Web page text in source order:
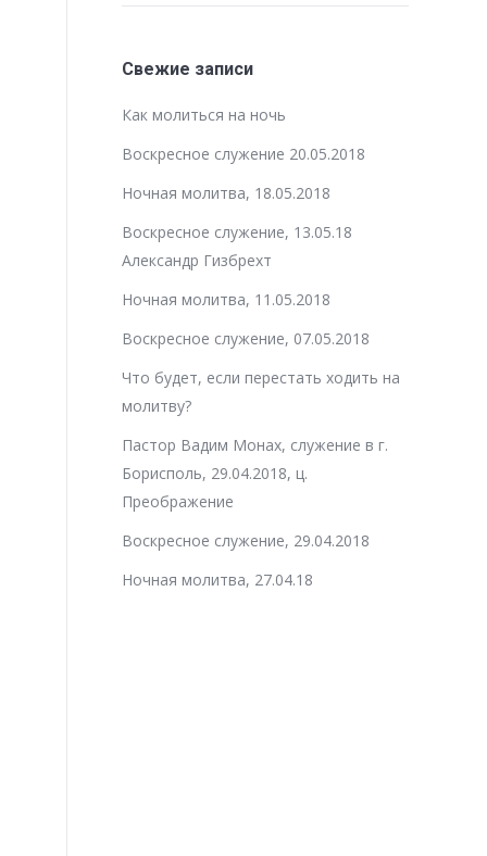
Свежие записи
Как молиться на ночь
Воскресное служение 20.05.2018
Ночная молитва, 18.05.2018
Воскресное служение, 13.05.18
Александр Гизбрехт
Ночная молитва, 11.05.2018
Воскресное служение, 07.05.2018
Что будет, если перестать ходить на
молитву?
Пастор Вадим Монах, служение в г.
Борисполь, 29.04.2018, ц.
Преображение
Воскресное служение, 29.04.2018
Ночная молитва, 27.04.18